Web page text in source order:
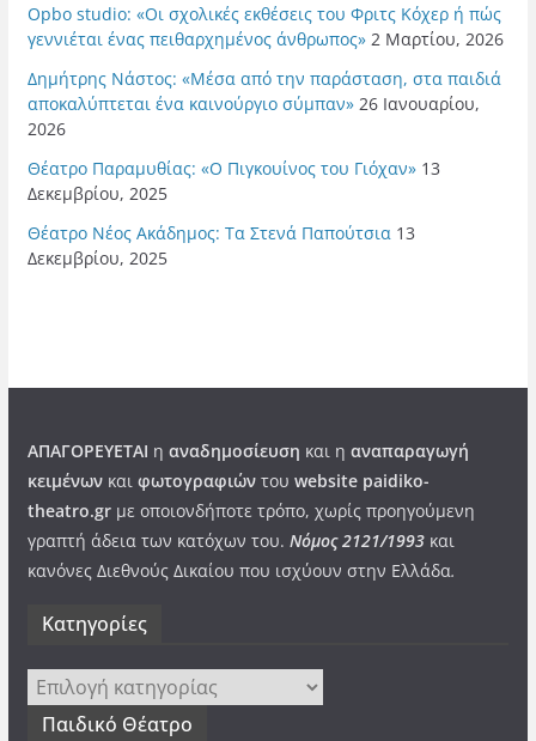
Opbo studio: «Οι σχολικές εκθέσεις του Φριτς Κόχερ ή πώς
γεννιέται ένας πειθαρχημένος άνθρωπος» 2 Μαρτίου, 2026
Δημήτρης Νάστος: «Μέσα από την παράσταση, στα παιδιά
αποκαλύπτεται ένα καινούργιο σύμπαν» 26 Ιανουαρίου,
2026
Θέατρο Παραμυθίας: «Ο Πιγκουίνος του Γιόχαν» 13
Δεκεμβρίου, 2025
Θέατρο Νέος Ακάδημος: Τα Στενά Παπούτσια 13
Δεκεμβρίου, 2025
ΑΠΑΓΟΡΕΥΕΤΑΙ η αναδημοσίευση και η αναπαραγωγή
κειμένωνκαι φωτογραφιώντου website paidiko-
theatro.grμε οποιονδήποτε τρόπο, χωρίς προηγούμενη
γραπτή άδεια των κατόχων του. Νόμος 2121/1993και
κανόνες Διεθνούς Δικαίου που ισχύουν στην Ελλάδα.
Kατηγορίες
Kατηγορίες
Παιδικό Θέατρο